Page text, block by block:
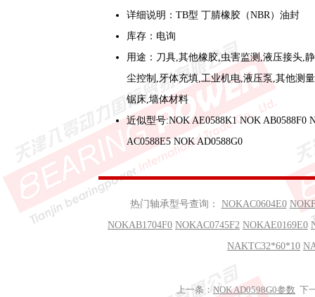
详细说明：TB型 丁腈橡胶（NBR）油封
库存：电询
用途：刀具,其他橡胶,虫害监测,液压接头,
尘控制,牙体充填,工业机电,液压泵,其他测
锯床,墙体材料
近似型号:NOK AE0588K1 NOK AB0588F0
AC0588E5 NOK AD0588G0
热门轴承型号查询： NOKAC0604E0
NOKAB1704F0 NOKAC0745F2 NOKAE0169E0
NAKTC32*60*10
上一条： NOK AD0598G0参数 下